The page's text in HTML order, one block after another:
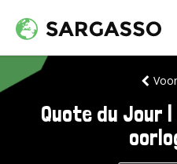
Quote du Jour